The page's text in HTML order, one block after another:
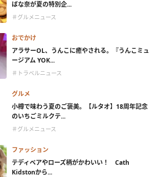
ばな奈が夏の特別企...
＃グルメニュース
おでかけ
アラサーOL、うんこに癒やされる。『うんこミュ
ージアム YOK...
＃トラベルニュース
グルメ
小樽で味わう夏のご褒美。【ルタオ】18周年記念
のいちごミルクテ...
＃グルメニュース
ファッション
テディベアやローズ柄がかわいい！ Cath
Kidstonから...